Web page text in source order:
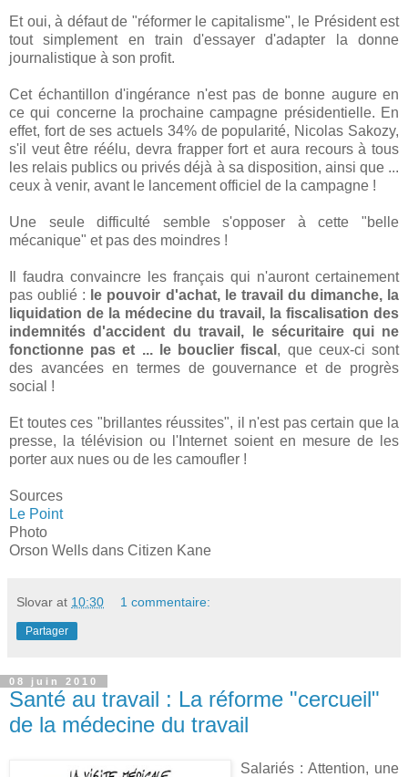
Et oui, à défaut de "réformer le capitalisme", le Président est
tout simplement en train d'essayer d'adapter la donne
journalistique à son profit.
Cet échantillon d'ingérance n'est pas de bonne augure en
ce qui concerne la prochaine campagne présidentielle. En
effet, fort de ses actuels 34% de popularité, Nicolas Sakozy,
s'il veut être réélu, devra frapper fort et aura recours à tous
les relais publics ou privés déjà à sa disposition, ainsi que ...
ceux à venir, avant le lancement officiel de la campagne !
Une seule difficulté semble s'opposer à cette "belle
mécanique" et pas des moindres !
Il faudra convaincre les français qui n'auront certainement
pas oublié : le pouvoir d'achat, le travail du dimanche, la
liquidation de la médecine du travail, la fiscalisation des
indemnités d'accident du travail, le sécuritaire qui ne
fonctionne pas et ... le bouclier fiscal , que ceux-ci sont
des avancées en termes de gouvernance et de progrès
social !
Et toutes ces "brillantes réussites", il n'est pas certain que la
presse, la télévision ou l'Internet soient en mesure de les
porter aux nues ou de les camoufler !
Sources
Le Point
Photo
Orson Wells dans Citizen Kane
Slovar at 10:30 1 commentaire:
Partager
08 juin 2010
Santé au travail : La réforme "cercueil"
de la médecine du travail
Salariés : Attention, une